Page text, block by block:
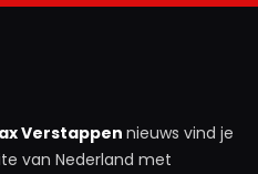
Verstappennieuws vind je
van Nederland met